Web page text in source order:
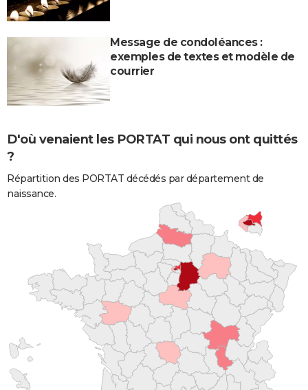
Message de condoléances :
exemples de textes et modèle de
courrier
D'où venaient les PORTAT qui nous ont quittés
?
Répartition des PORTAT décédés par département de
naissance.